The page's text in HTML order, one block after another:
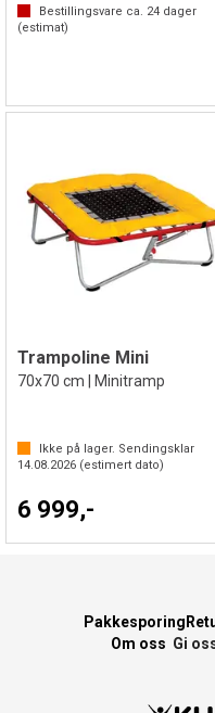
Bestillingsvare ca. 24 dager
(estimat)
Trampoline Mini
70x70 cm | Minitramp
Ikke på lager. Sendingsklar
14.08.2026 (estimert dato)
6 999,-
Pakkesporing
Om oss Gi